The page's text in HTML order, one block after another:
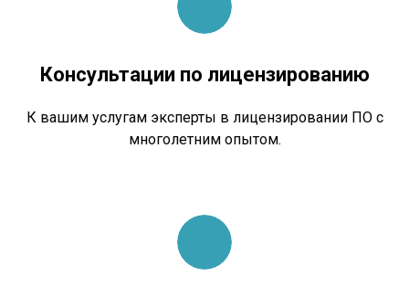
Консультации по лицензированию
К вашим услугам эксперты в лицензировании ПО с
многолетним опытом.